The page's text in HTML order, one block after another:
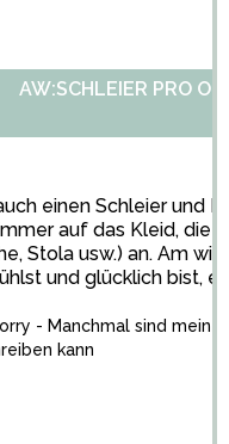
AW:SCHLEIER PRO
einen Schleier und
auf das Kleid, die
Stola usw.) an. Am
und glücklich bist,
- Manchmal sind
kann